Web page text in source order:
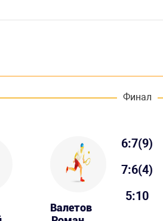
Финал
Валетов
6:7(9)
7:6(4)
5:10